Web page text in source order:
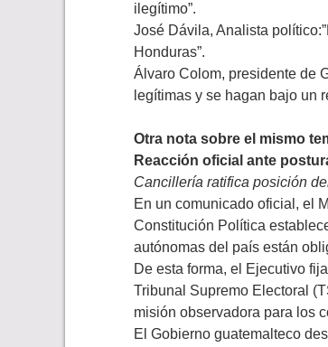
ilegítimo”.
José Dávila, Analista
Honduras”.
Álvaro Colom, presidente de
legítimas y se hagan bajo un
Otra nota sobre el mismo
Reacción oficial ante
Cancillería ratifica posición
En un comunicado oficial, el
Constitución Política
autónomas del país están
De esta forma, el Ejecutivo
Tribunal Supremo Electoral
misión observadora para los
El Gobierno guatemalteco